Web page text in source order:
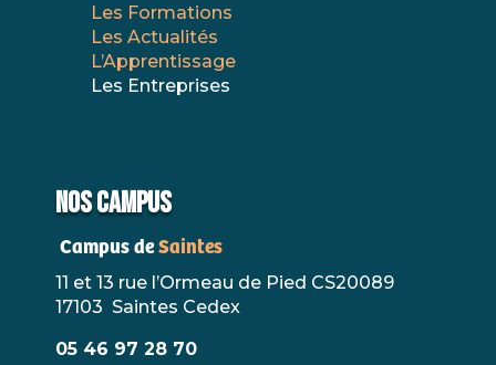
Les Formations
Les Actualités
L’Apprentissage
Les Entreprises
NOS CAMPUS
Campus deSaintes
11 et 13 rue l’Ormeau de Pied CS20089
17103 Saintes Cedex
05 46 97 28 70